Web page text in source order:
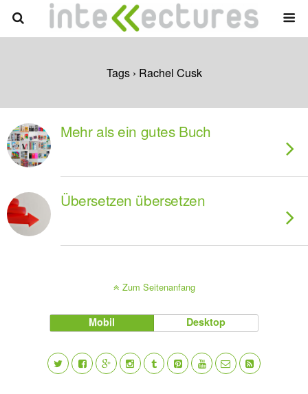
Tags › Rachel Cusk
Mehr als ein gutes Buch
Übersetzen übersetzen
Zum Seitenanfang
Mobil Desktop